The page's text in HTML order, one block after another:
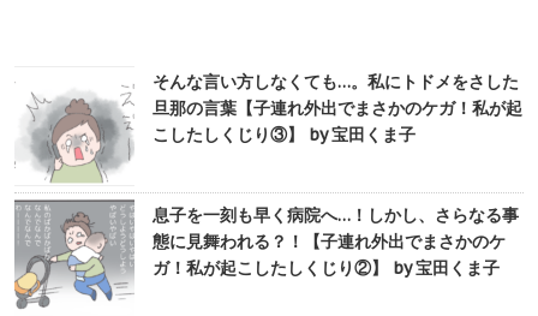
そんな言い方しなくても…。私にトドメをさした
旦那の言葉【子連れ外出でまさかのケガ！私が起
こしたしくじり③】 by 宝田くま子
息子を一刻も早く病院へ…！しかし、さらなる事
態に見舞われる？！【子連れ外出でまさかのケ
ガ！私が起こしたしくじり②】 by 宝田くま子